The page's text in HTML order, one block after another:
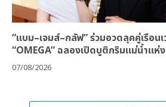
“แบม–เจมส์–กลัฟ” ร่วมอวดลุคคู่เรือน
“OMEGA” ฉลองเปิดบูติกริมแม่น้ำแ
07/08/2026